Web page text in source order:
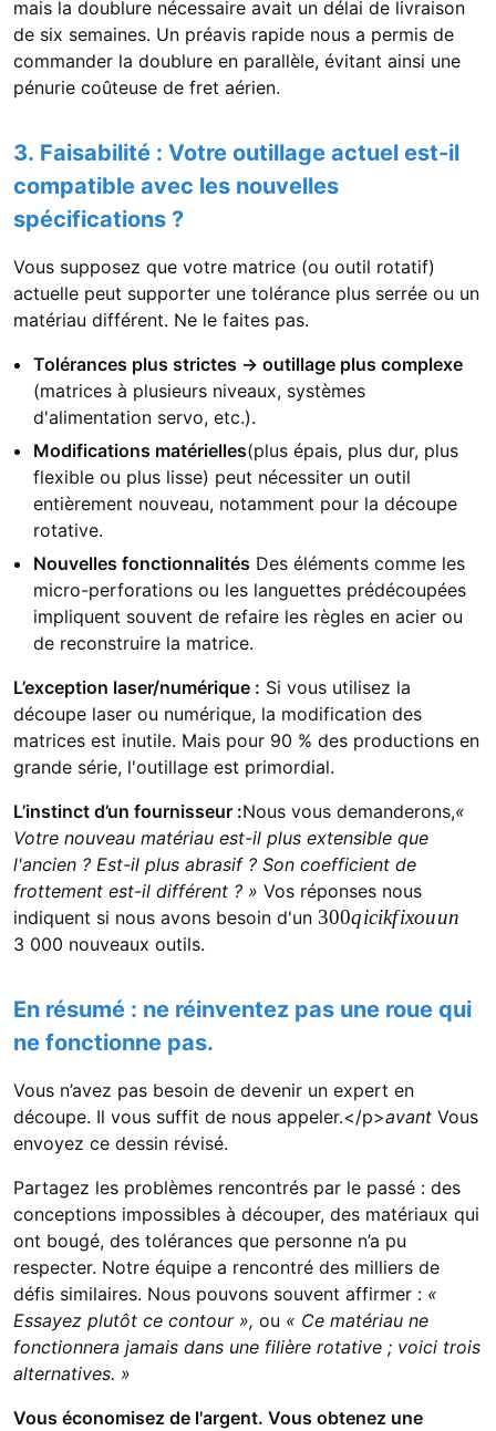
mais la doublure nécessaire avait un délai de livraison
de six semaines. Un préavis rapide nous a permis de
commander la doublure en parallèle, évitant ainsi une
pénurie coûteuse de fret aérien.
3. Faisabilité : Votre outillage actuel est-il
compatible avec les nouvelles
spécifications ?
Vous supposez que votre matrice (ou outil rotatif)
actuelle peut supporter une tolérance plus serrée ou un
matériau différent. Ne le faites pas.
Tolérances plus strictes → outillage plus complexe
(matrices à plusieurs niveaux, systèmes
d'alimentation servo, etc.).
Modifications matérielles(plus épais, plus dur, plus
flexible ou plus lisse) peut nécessiter un outil
entièrement nouveau, notamment pour la découpe
rotative.
Nouvelles fonctionnalités Des éléments comme les
micro-perforations ou les languettes prédécoupées
impliquent souvent de refaire les règles en acier ou
de reconstruire la matrice.
L’exception laser/numérique : Si vous utilisez la
découpe laser ou numérique, la modification des
matrices est inutile. Mais pour 90 % des productions en
grande série, l'outillage est primordial.
L’instinct d’un fournisseur :Nous vous demanderons,«
Votre nouveau matériau est-il plus extensible que
l'ancien ? Est-il plus abrasif ? Son coefficient de
frottement est-il différent ? » Vos réponses nous
indiquent si nous avons besoin d'un 3
u
k
f
o
r
a
300qicikfixouun
3 000 nouveaux outils.
En résumé : ne réinventez pas une roue qui
ne fonctionne pas.
Vous n’avez pas besoin de devenir un expert en
découpe. Il vous suffit de nous appeler.</p>avant Vous
envoyez ce dessin révisé.
Partagez les problèmes rencontrés par le passé : des
conceptions impossibles à découper, des matériaux qui
ont bougé, des tolérances que personne n’a pu
respecter. Notre équipe a rencontré des milliers de
défis similaires. Nous pouvons souvent affirmer : «
Essayez plutôt ce contour », ou « Ce matériau ne
fonctionnera jamais dans une filière rotative ; voici trois
alternatives. »
Vous économisez de l'argent. Vous obtenez une